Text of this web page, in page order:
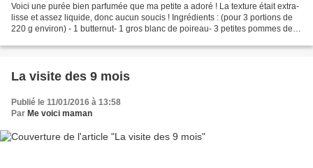
Voici une purée bien parfumée que ma petite a adoré ! La texture était extra-
lisse et assez liquide, donc aucun soucis ! Ingrédients : (pour 3 portions de
220 g environ) - 1 butternut- 1 gros blanc de poireau- 3 petites pommes de
La visite des 9 mois
Publié le 11/01/2016 à 13:58
Par Me voici maman